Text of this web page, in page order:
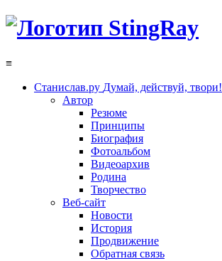
≡
Станислав.ру Думай, действуй, твори!
Автор
Резюме
Принципы
Биография
Фотоальбом
Видеоархив
Родина
Творчество
Веб-сайт
Новости
История
Продвижение
Обратная связь